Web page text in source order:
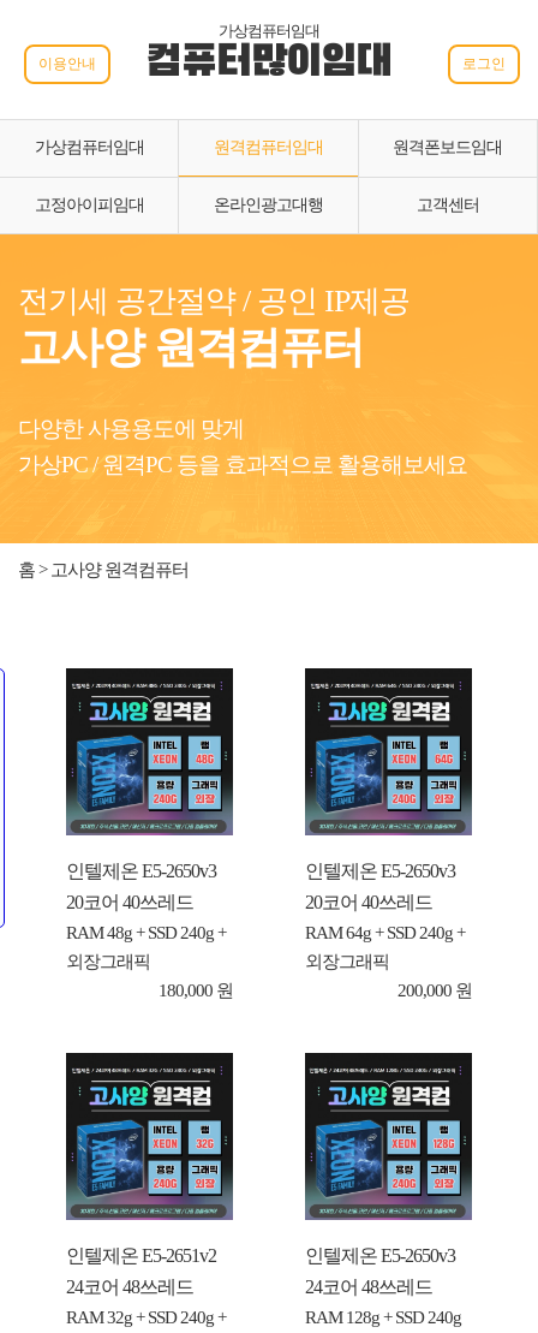
가상컴퓨터임대
컴퓨터많이임대
이용안내 로그인
가상컴퓨터임대 원격컴퓨터임대 원격폰보드임대
고정아이피임대 온라인광고대행 고객센터
전기세 공간절약 / 공인 IP제공
고사양 원격컴퓨터
다양한 사용용도에 맞게
가상PC / 원격PC 등을 효과적으로 활용해보세요
홈 > 고사양 원격컴퓨터
인텔제온 E5-2650v3
20코어 40쓰레드
RAM 48g + SSD 240g +
외장그래픽
180,000 원
인텔제온 E5-2650v3
20코어 40쓰레드
RAM 64g + SSD 240g +
외장그래픽
200,000 원
인텔제온 E5-2651v2
24코어 48쓰레드
RAM 32g + SSD 240g +
인텔제온 E5-2650v3
24코어 48쓰레드
RAM 128g + SSD 240g